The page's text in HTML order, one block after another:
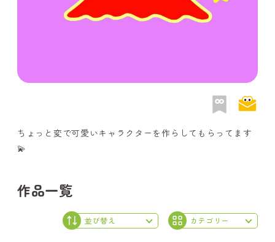
ちょっと変で可愛いキャラクターを作らしてもらってます
💫
作品一覧